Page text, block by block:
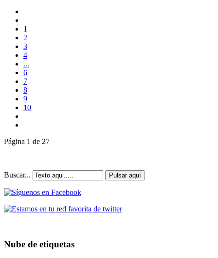
1
2
3
4
...
6
7
8
9
10
Página 1 de 27
Buscar... Pulsar aquí
Nube de etiquetas